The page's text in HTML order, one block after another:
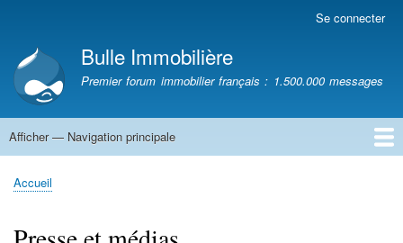
contenu
principal
compte
de
l'utilisateur
Se connecter
Bulle Immobilière
Premier forum immobilier français : 1.500.000 messages
Navigation
Afficher — Navigation principale
Accueil
Fil
Accueil